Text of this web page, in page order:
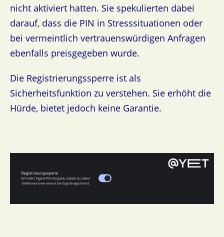
nicht aktiviert hatten. Sie spekulierten dabei
darauf, dass die PIN in Stresssituationen oder
bei vermeintlich vertrauenswürdigen Anfragen
ebenfalls preisgegeben wurde.
Die Registrierungssperre ist als
Sicherheitsfunktion zu verstehen. Sie erhöht die
Hürde, bietet jedoch keine Garantie.